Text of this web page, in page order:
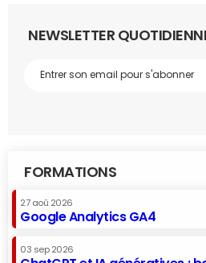
NEWSLETTER
FORMATIONS
27 aoû 2026
Google Analytics GA4
03 sep 2026